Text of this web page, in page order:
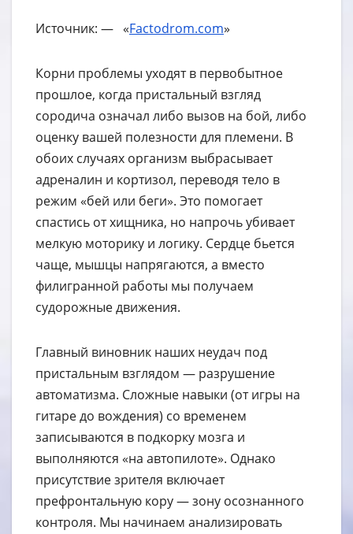
Источник: — «Factodrom.com»
Корни проблемы уходят в первобытное
прошлое, когда пристальный взгляд
сородича означал либо вызов на бой, либо
оценку вашей полезности для племени. В
обоих случаях организм выбрасывает
адреналин и кортизол, переводя тело в
режим «бей или беги». Это помогает
спастись от хищника, но напрочь убивает
мелкую моторику и логику. Сердце бьется
чаще, мышцы напрягаются, а вместо
филигранной работы мы получаем
судорожные движения.
Главный виновник наших неудач под
пристальным взглядом — разрушение
автоматизма. Сложные навыки (от игры на
гитаре до вождения) со временем
записываются в подкорку мозга и
выполняются «на автопилоте». Однако
присутствие зрителя включает
префронтальную кору — зону осознанного
контроля. Мы начинаем анализировать